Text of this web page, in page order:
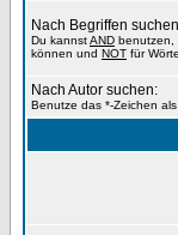
Nach Begriffen
Du kannstAND benutzen,
können und NOT für
Nach Autor suchen:
Benutze das *-Zeichen